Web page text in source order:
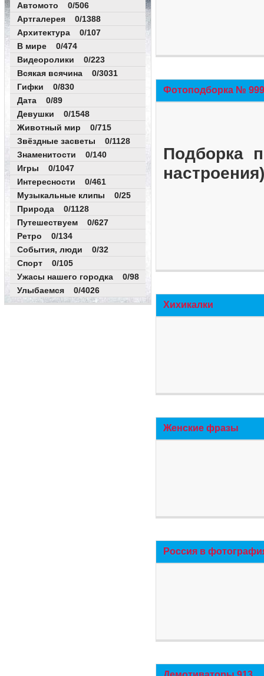
Автомото 0/506
Артгалерея 0/1388
Архитектура 0/107
В мире 0/474
Видеоролики 0/223
Всякая всячина 0/3031
Гифки 0/830
Дата 0/89
Девушки 0/1548
Животный мир 0/715
Звёздные засветы 0/1128
Знаменитости 0/140
Игры 0/1047
Интересности 0/461
Музыкальные клипы 0/25
Природа 0/1128
Путешествуем 0/627
Ретро 0/134
События, люди 0/32
Спорт 0/105
Ужасы нашего городка 0/98
Улыбаемся 0/4026
Фотоподборка №
Подборка
Хихикалки
Женские фразы
Россия в